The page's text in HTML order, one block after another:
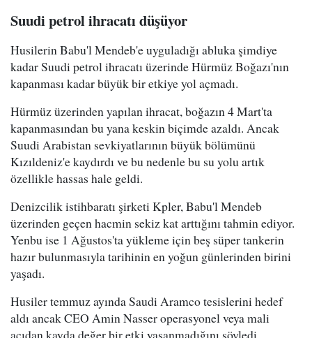
Suudi petrol ihracatı düşüyor
Husilerin Babu'l Mendeb'e uyguladığı abluka şimdiye
kadar Suudi petrol ihracatı üzerinde Hürmüz Boğazı'nın
kapanması kadar büyük bir etkiye yol açmadı.
Hürmüz üzerinden yapılan ihracat, boğazın 4 Mart'ta
kapanmasından bu yana keskin biçimde azaldı. Ancak
Suudi Arabistan sevkiyatlarının büyük bölümünü
Kızıldeniz'e kaydırdı ve bu nedenle bu su yolu artık
özellikle hassas hale geldi.
Denizcilik istihbaratı şirketi Kpler, Babu'l Mendeb
üzerinden geçen hacmin sekiz kat arttığını tahmin ediyor.
Yenbu ise 1 Ağustos'ta yükleme için beş süper tankerin
hazır bulunmasıyla tarihinin en yoğun günlerinden birini
yaşadı.
Husiler temmuz ayında Saudi Aramco tesislerini hedef
aldı ancak CEO Amin Nasser operasyonel veya mali
açıdan kayda değer bir etki yaşanmadığını söyledi.